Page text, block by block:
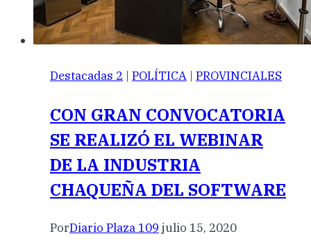
Destacadas 2 | POLÍTICA | PROVINCIALES
CON GRAN CONVOCATORIA
SE REALIZÓ EL WEBINAR
DE LA INDUSTRIA
CHAQUEÑA DEL SOFTWARE
PorDiario Plaza 109 julio 15, 2020